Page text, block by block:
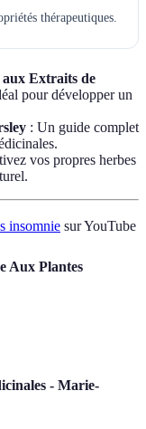
thérapeutiques.
aux Extraits de
pour développer un
: Un guide complet
vos propres herbes
insomnie sur YouTube
Aux Plantes
- Marie-